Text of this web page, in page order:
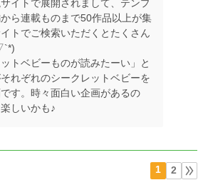
イトで展開されまして、テンプ
ら連載ものまで50作品以上が集
トでご検索いただくとたくさん
トベビーものが読みたーい」と
れぞれのシークレットベビーを
す。時々面白い企画があるの
しいかも♪
1 2